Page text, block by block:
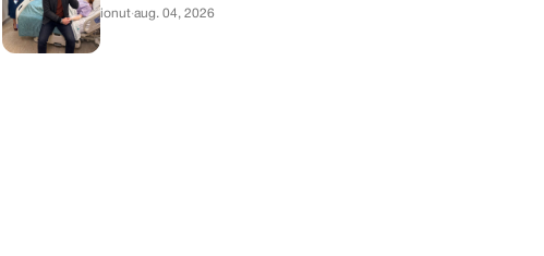
ionut·aug. 04, 2026